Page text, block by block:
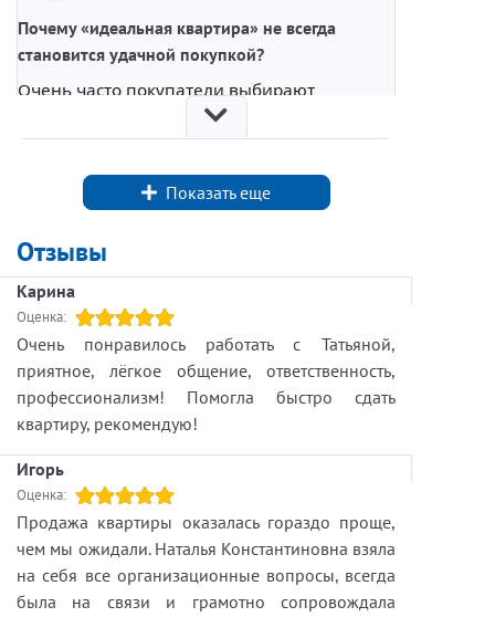
Почему «идеальная квартира» не всегда
становится удачной покупкой?
Очень часто покупатели выбирают
недвижимость сердцем. Красивый ремонт,
панорамные окна, стильная кухня —
привлекательной картинкой могут
заметны только после сделки.
На что стоит обратить внимание в первую
очередь?
✔️ Юридическая чистота объекта.
✔️ История перехода права собственности.
✔️ Наличие обременений и долгов.
недвижимости.
✔️ Реальная рыночная стоимость объекта.
Даже квартира мечты должна быть не
только красивой, но и безопасной с
юридической точки зрения.
Показать еще
Отзывы
Карина
Оценка:
Очень понравилось работать с Татьяной,
приятное, лёгкое общение, ответственность,
профессионализм! Помогла быстро сдать
квартиру, рекомендую!
Игорь
Оценка:
Продажа квартиры оказалась гораздо проще,
чем мы ожидали. Наталья Константиновна взяла
на себя все организационные вопросы, всегда
была на связи и грамотно сопровождала